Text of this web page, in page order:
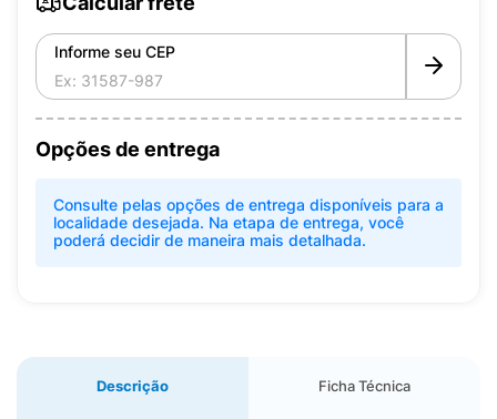
Informe seu CEP
Opções de entrega
Consulte pelas opções de entrega disponíveis para a
localidade desejada. Na etapa de entrega, você
poderá decidir de maneira mais detalhada.
Descrição Ficha Técnica